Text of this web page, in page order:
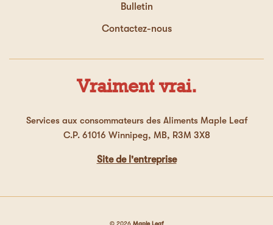
Bulletin
Contactez-nous
Services aux consommateurs des Aliments Maple Leaf
C.P. 61016 Winnipeg, MB, R3M 3X8
Vraiment vrai.
Site de l'entreprise
© 2026 Maple Leaf